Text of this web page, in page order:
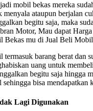
mobil bekas mereka
menyala ataupun berjalan
begitu saja, maka
Motor, Mau dapat
Bekas mu di Jual Beli
termasuk barang berat dan
uang untuk
begitu saja hingga
sehingga bisa mendapatkan
Lagi Digunakan